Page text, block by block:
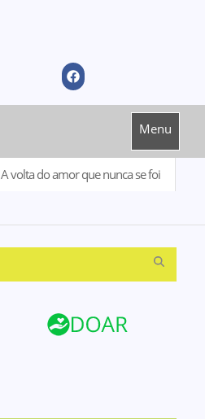
Menu
A volta do amor que nunca se foi